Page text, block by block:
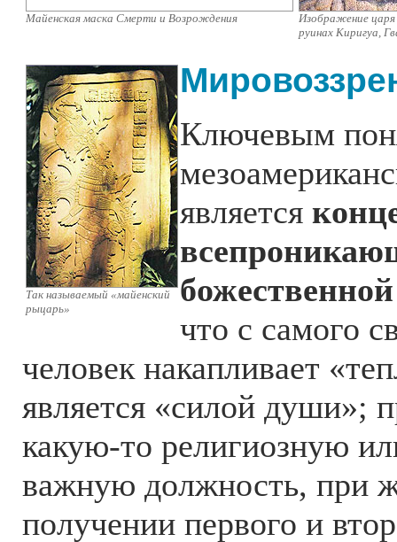
Майенская маска Смерти и Возрождения
Изображение царя
руинах Киригуа,
Так называемый «майенский
рыцарь»
Ключевым
является
что с самого
человек накапливает
является «силой души»;
какую-то религиозную
важную должность, при
получении первого и